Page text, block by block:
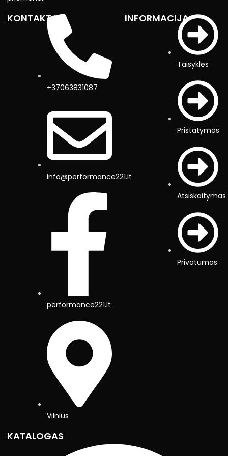
KONTAKTAI
+37063831087
info@performance221.lt
performance221.lt
Vilnius
INFORMACIJA
Taisyklės
Pristatymas
Atsiskaitymas
Privatumas
KATALOGAS